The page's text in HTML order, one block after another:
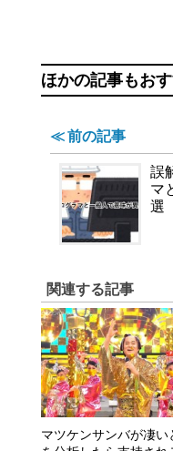
ほかの記事もお
≪ 前の記事
誤
マ
選
関連する記事
マツケンサンバが凄い